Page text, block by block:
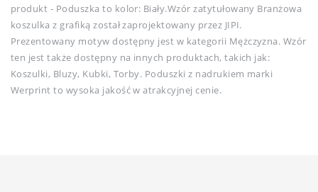
produkt - Poduszka to kolor: Biały.Wzór zatytułowany Branżowa
koszulka z grafiką został zaprojektowany przez JIPI.
Prezentowany motyw dostępny jest w kategorii Mężczyzna. Wzór
ten jest także dostępny na innych produktach, takich jak:
Koszulki, Bluzy, Kubki, Torby. Poduszki z nadrukiem marki
Werprint to wysoka jakość w atrakcyjnej cenie.